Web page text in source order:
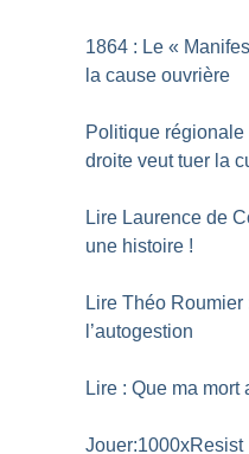
1864 : Le «
la cause ouvrière
Politique
droite veut tuer la
Lire Laurence de
une histoire !
Lire Théo
l’autogestion
Lire : Que ma mort
Jouer:1000xResist